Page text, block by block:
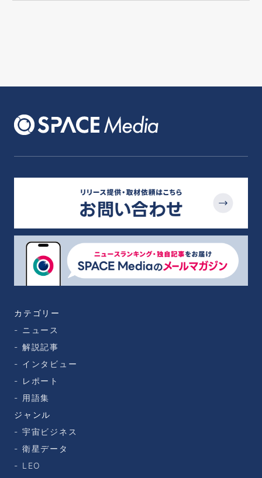
カテゴリー
ニュース
解説記事
インタビュー
レポート
用語集
ジャンル
宇宙ビジネス
衛星データ
LEO